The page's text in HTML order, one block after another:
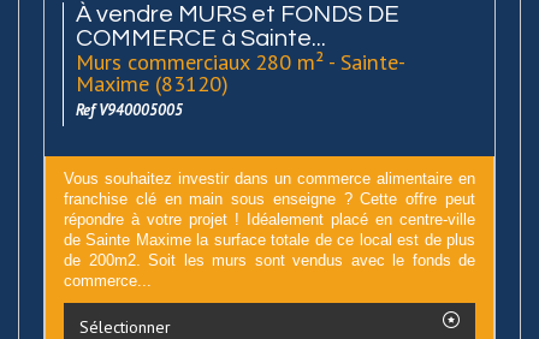
À vendre MURS et FONDS DE
COMMERCE à Sainte...
Murs commerciaux 280 m² - Sainte-
Maxime (83120)
Ref V940005005
Vous souhaitez investir dans un commerce alimentaire en
franchise clé en main sous enseigne ? Cette offre peut
répondre à votre projet ! Idéalement placé en centre-ville
de Sainte Maxime la surface totale de ce local est de plus
de 200m2. Soit les murs sont vendus avec le fonds de
commerce...
Sélectionner